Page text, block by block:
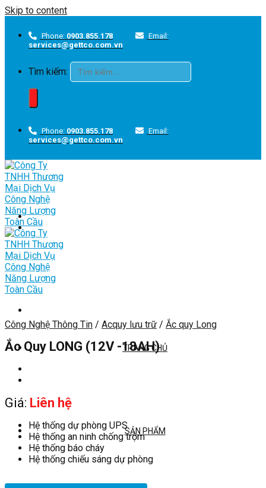
Skip to content
Phone: 0903.855.178
Email:
services@gettco.com.vn
Tìm kiếm:
Phone: 0903.855.178
Email:
services@gettco.com.vn
TRANG CHỦ
SẢN PHẨM
Công Nghệ Thông Tin / Acquy lưu trữ / Ắc quy Long
Ắc Quy LONG (12V -18AH)
Giá: Liên hệ
Hệ thống dự phòng UPS
Hệ thống an ninh chống trộm
Hệ thống báo cháy
Hệ thống chiếu sáng dự phòng